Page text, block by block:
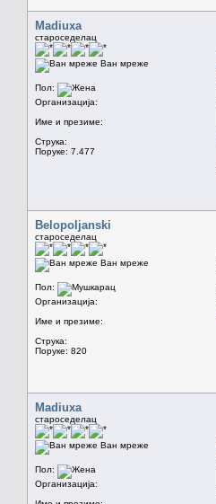
Madiuxa
староседелац
Ван мреже
Пол:
Организација:
Име и презиме:
Струка:
Поруке: 7.477
Belopoljanski
староседелац
Ван мреже
Пол:
Организација:
Име и презиме:
Струка:
Поруке: 820
Madiuxa
староседелац
Ван мреже
Пол:
Организација: